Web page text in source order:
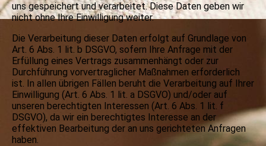
uns gespeichert und verarbeitet. Diese Daten geben wir
nicht ohne Ihre Einwilligung weiter.
Die Verarbeitung dieser Daten erfolgt auf Grundlage von
Art. 6 Abs. 1 lit. b DSGVO, sofern Ihre Anfrage mit der
Erfüllung eines Vertrags zusammenhängt oder zur
Durchführung vorvertraglicher Maßnahmen erforderlich
ist. In allen übrigen Fällen beruht die Verarbeitung auf Ihrer
Einwilligung (Art. 6 Abs. 1 lit. a DSGVO) und/oder auf
unseren berechtigten Interessen (Art. 6 Abs. 1 lit. f
DSGVO), da wir ein berechtigtes Interesse an der
effektiven Bearbeitung der an uns gerichteten Anfragen
haben.